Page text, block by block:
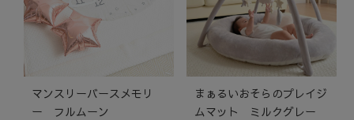
マンスリーバースメモリ
ー フルムーン
まぁるいおそらのプレイジ
ムマット ミルクグレー